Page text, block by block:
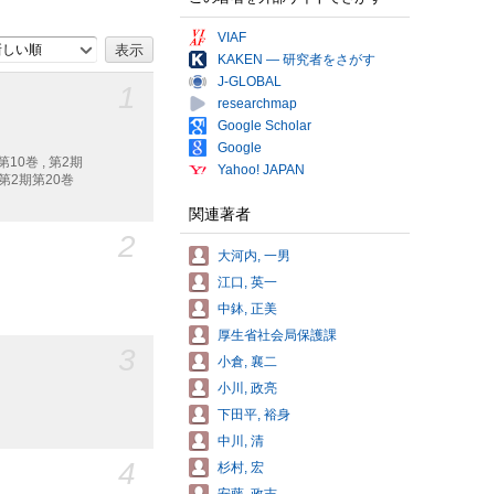
い順
10巻 , 第2期
2期第20巻
2
4
VIAF
KAKEN — 研究者をさがす
J-GLOBAL
researchmap
Google Scholar
Google
Yahoo! JAPAN
関連著者
大河内, 一男
江口, 英一
中鉢, 正美
厚生省社会局保護課
小倉, 襄二
小川, 政亮
下田平, 裕身
中川, 清
杉村, 宏